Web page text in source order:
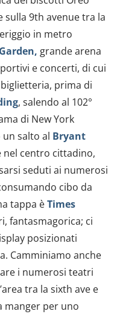
sulla 9th avenue tra la
in metro
grande arena
e concerti, di cui
prima di
, salendo al 102°
di New York
un salto al Bryant
nel centro cittadino,
seduti ai numerosi
cibo da
tappa èTimes
fantasmagorica; ci
posizionati
Camminiamo anche
i numerosi teatri
tra la sixth ave e
manger per uno